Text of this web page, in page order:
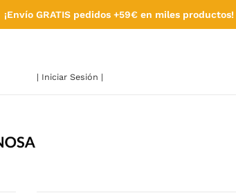
¡Envío GRATIS pedidos +59€ en miles
| Iniciar Sesión |